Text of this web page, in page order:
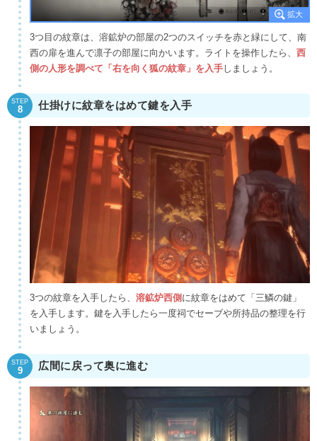
3つ目の紋章は、溶鉱炉の部屋の2つのスイッチを赤と緑にして、南
西の扉を進んで凛子の部屋に向かいます。ライトを操作したら、 西
側の人形を調べて「右を向く狐の紋章」を入手しましょう。
STEP
8 仕掛けに紋章をはめて鍵を入手
3つの紋章を入手したら、 溶鉱炉西側 に紋章をはめて「三鱗の鍵」
を入手します。鍵を入手したら一度祠でセーブや所持品の整理を行
いましょう。
STEP
9 広間に戻って奥に進む